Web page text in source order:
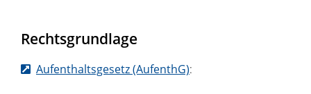
Rechtsgrundlage
Aufenthaltsgesetz (AufenthG):